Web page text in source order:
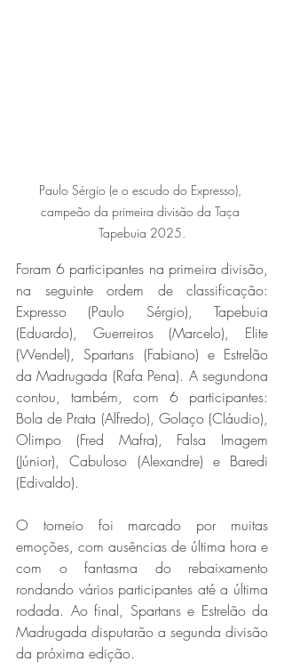
Paulo Sérgio (e o escudo do Expresso),
campeão da primeira divisão da Taça
Tapebuia 2025.
Foram 6 participantes na primeira divisão,
na seguinte ordem de classificação:
Expresso (Paulo Sérgio), Tapebuia
(Eduardo), Guerreiros (Marcelo), Elite
(Wendel), Spartans (Fabiano) e Estrelão
da Madrugada (Rafa Pena). A segundona
contou, também, com 6 participantes:
Bola de Prata (Alfredo), Golaço (Cláudio),
Olimpo (Fred Mafra), Falsa Imagem
(Júnior), Cabuloso (Alexandre) e Baredi
(Edivaldo).
O torneio foi marcado por muitas
emoções, com ausências de última hora e
com o fantasma do rebaixamento
rondando vários participantes até a última
rodada. Ao final, Spartans e Estrelão da
Madrugada disputarão a segunda divisão
da próxima edição.